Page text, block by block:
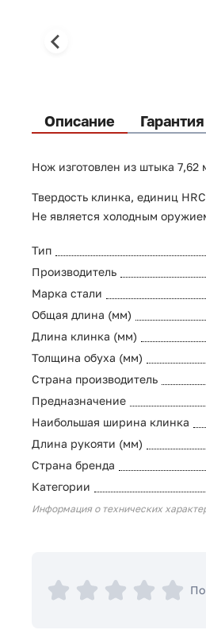
Описание Гарантия
Нож изготовлен из штыка
Твердость клинка, единиц
Не является холодным
Тип
Производитель
Марка стали
Общая длина (мм)
Длина клинка (мм)
Толщина обуха (мм)
Страна производитель
Предназначение
Наибольшая ширина клинка
Длина рукояти (мм)
Страна бренда
Категории
Информация о технических